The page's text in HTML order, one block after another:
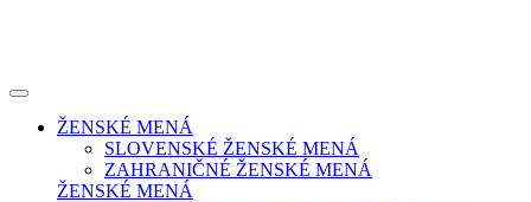
ŽENSKÉ MENÁ
SLOVENSKÉ ŽENSKÉ MENÁ
ZAHRANIČNÉ ŽENSKÉ MENÁ
ŽENSKÉ MENÁ